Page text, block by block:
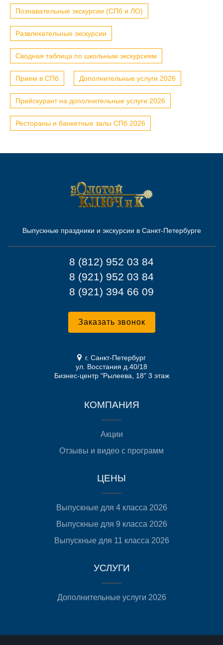
Познавательные экскурсии (СПб и ЛО)
Развлекательные экскурсии
Сводная таблица по школьным экскурсиям
Прием в СПб Дополнительные услуги 2026
Прейскурант на дополнительные услуги 2026
Рестораны и банкетные залы СПб 2026
Выпускные праздники и экскурсии в Санкт-Петербурге
8 (812) 952 03 84
8 (921) 952 03 84
8 (921) 394 66 09
Заказать звонок
г. Санкт-Петербург
ул. Восстания д.40/18
Бизнес-центр "Рылеева, 18" 3 этаж
КОМПАНИЯ
Акции
Отзывы и видео с программ
ЦЕНЫ
Выпускные для 4 класса 2026
Выпускные для 9 класса 2026
Выпускные для 11 класса 2026
УСЛУГИ
Дополнительные услуги 2026